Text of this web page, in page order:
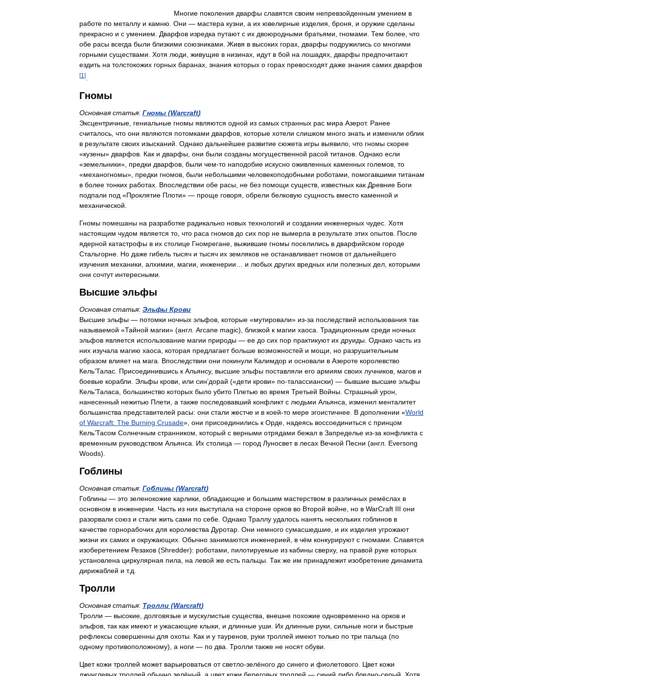
Многие поколения дварфы славятся своим непревзойденным умением в
работе по металлу и камню Они — мастера кузни а их ювелирные изделия броня и оружие сделаны
прекрасно и с умением Дварфов изредка путают с их двоюродными братьями гномами Тем более что
обе расы всегда были близкими союзниками Живя в высоких горах дварфы подружились со многими
горными существами Хотя люди живущие в низинах идут в бой на лошадях дварфы предпочитают
ездить на толстокожих горных баранах знания которых о горах превосходят даже знания самих дварфов
[1 ]
Гномы
Основная статья: Гномы (Warcraft)
Эксцентричные гениальные гномы являются одной из самых странных рас мира Азерот. Ранее
считалось что они являются потомками дварфов которые хотели слишком много знать и изменили облик
в результате своих изысканий Однако дальнейшее развитие сюжета игры выявило что гномы скорее
«кузены» дварфов Как и дварфы они были созданы могущественной расой титанов Однако если
«земельники», предки дварфов были чем-то наподобие искусно оживленных каменных големов то
«механогномы», предки гномов были небольшими человекоподобными роботами помогавшими титанам
в более тонких работах Впоследствии обе расы не без помощи существ известных как Древние Боги
подпали под «Проклятие Плоти» — проще говоря обрели белковую сущность вместо каменной и
механической
Гномы помешаны на разработке радикально новых технологий и создании инженерных чудес Хотя
настоящим чудом является то что раса гномов до сих пор не вымерла в результате этих опытов После
ядерной катастрофы в их столице Гномрегане выжившие гномы поселились в дварфийском городе
Стальгорне Но даже гибель тысяч и тысяч их земляков не останавливает гномов от дальнейшего
изучения механики алхимии магии инженерии и любых других вредных или полезных дел которыми
они сочтут интересными
Высшие эльфы
Основная статья: Эльфы Крови
Высшие эльфы — потомки ночных эльфов которые «мутировали» из-за последствий использования так
называемой «Тайной магии» (англ Arcane magic), близкой к магии хаоса Традиционным среди ночных
эльфов является использование магии природы — ее до сих пор практикуют их друиды Однако часть из
них изучала магию хаоса которая предлагает больше возможностей и мощи но разрушительным
образом влияет на мага Впоследствии они покинули Калимдор и основали в Азероте королевство
Кель’Талас Присоединившись к Альянсу, высшие эльфы поставляли его армиям своих лучников магов и
боевые корабли Эльфы крови или син’дорай («дети крови» по-талассиански) — бывшие высшие эльфы
Кель’Таласа большинство которых было убито Плетью во время Третьей Войны Страшный урон
нанесенный нежитью Плети а также последовавший конфликт с людьми Альянса изменил менталитет
большинства представителей расы: они стали жестче и в коей-то мере эгоистичнее В дополнении «World
of Warcraft: The Burning Crusade», они присоединились к Орде надеясь воссоединиться с принцом
Кель’Тасом Солнечным странником который с верными отрядами бежал в Запределье из-за конфликта с
временным руководством Альянса Их столица — город Луносвет в лесах Вечной Песни (англ Eversong
Woods).
Гоблины
Основная статья: Гоблины (Warcraft)
Гоблины — это зеленокожие карлики обладающие и большим мастерством в различных ремёслах в
основном в инженерии Часть из них выступала на стороне орков во Второй войне но в WarCraft III они
разорвали союз и стали жить сами по себе Однако Траллу удалось нанять нескольких гоблинов в
качестве горнорабочих для королевства Дуротар Они немного сумасшедшие и их изделия угрожают
жизни их самих и окружающих Обычно занимаются инженерией в чём конкурируют с гномами Славятся
изоберетением Резаков (Shredder): роботами пилотируемые из кабины сверху, на правой руке которых
установлена циркулярная пила на левой же есть пальцы Так же им принадлежит изобретение динамита
дирижаблей и т.д
Тролли
Основная статья: Тролли (Warcraft)
Тролли — высокие долговязые и мускулистые существа внешне похожие одновременно на орков и
эльфов так как имеют и ужасающие клыки и длинные уши Их длинные руки сильные ноги и быстрые
рефлексы совершенны для охоты Как и у тауренов руки троллей имеют только по три пальца (по
одному противоположному), а ноги — по два Тролли также не носят обуви
Цвет кожи троллей может варьироваться от светло-зелёного до синего и фиолетового Цвет кожи
джунглевых троллей обычно зелёный а цвет кожи береговых троллей — синий либо бледно-серый Хотя